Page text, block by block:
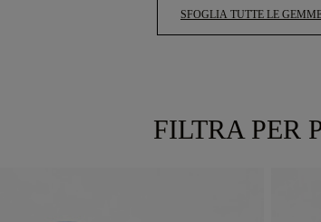
SFOGLIA TUTTE LE
FILTRA PER